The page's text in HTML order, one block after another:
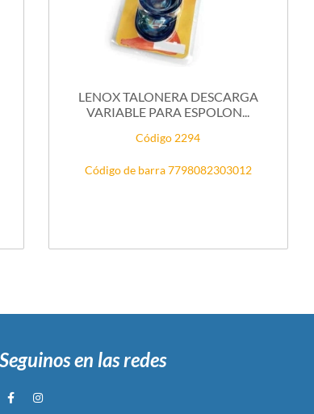
LENOX TALONERA DESCARGA
VARIABLE PARA ESPOLON...
Código 2294
Código de barra 7798082303012
Seguinos en las redes